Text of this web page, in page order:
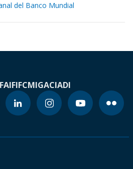
del Banco Mundial
AIFIFCMIGACIADI